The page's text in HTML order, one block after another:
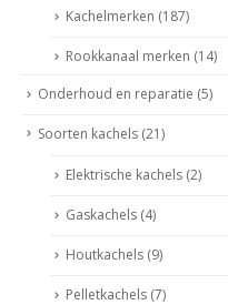
Kachelmerken (187)
Rookkanaal merken (14)
Onderhoud en reparatie (5)
Soorten kachels (21)
Elektrische kachels (2)
Gaskachels (4)
Houtkachels (9)
Pelletkachels (7)